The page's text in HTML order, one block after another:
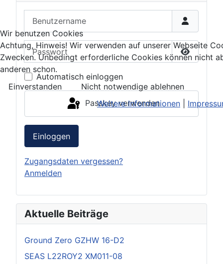
Passwort
Passwort
Automatisch einloggen
Passkey verwenden
Einloggen
Zugangsdaten vergessen?
Anmelden
Aktuelle Beiträge
Ground Zero GZHW 16-D2
SEAS L22ROY2 XM011-08
Wir benutzen Cookies
Achtung, Hinweis! Wir verwenden auf unserer Webseite
Zwecken. Unbedingt erforderliche Cookies können nicht
anderen schon.
Einverstanden
Nicht notwendige ablehnen
Weitere Informationen